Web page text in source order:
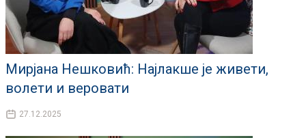
Мирјана Нешковић: Најлакше је живети,
волети и веровати
27.12.2025